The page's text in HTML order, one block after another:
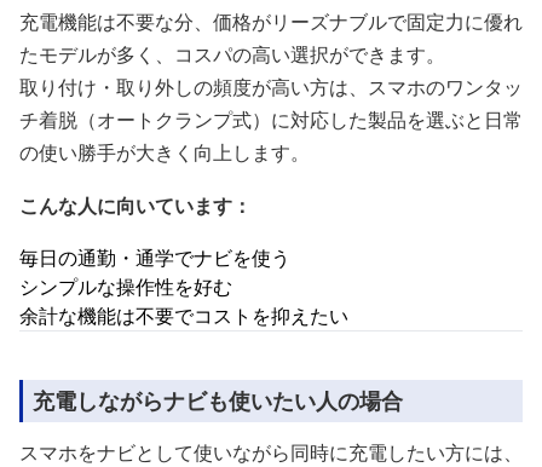
充電機能は不要な分、価格がリーズナブルで固定力に優れ
たモデルが多く、コスパの高い選択ができます。
取り付け・取り外しの頻度が高い方は、スマホのワンタッ
チ着脱（オートクランプ式）に対応した製品を選ぶと日常
の使い勝手が大きく向上します。
こんな人に向いています：
毎日の通勤・通学でナビを使う
シンプルな操作性を好む
余計な機能は不要でコストを抑えたい
充電しながらナビも使いたい人の場合
スマホをナビとして使いながら同時に充電したい方には、